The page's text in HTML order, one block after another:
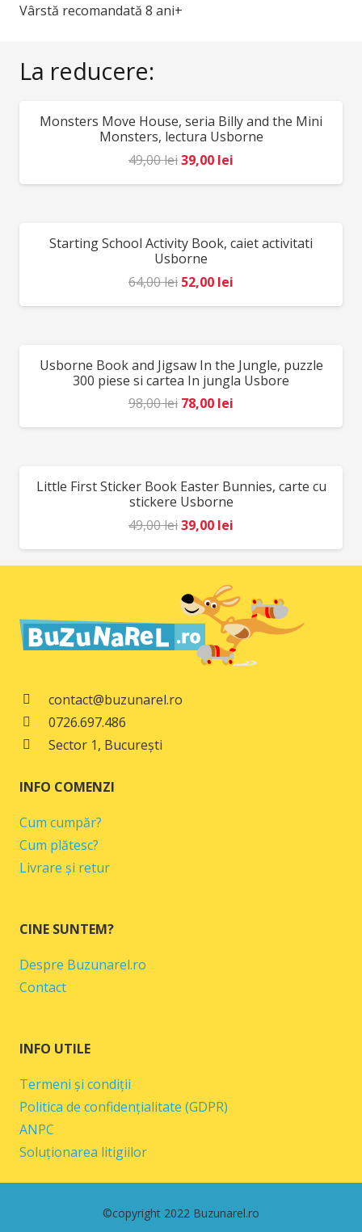
Vârstă recomandată 8 ani+
La reducere:
REDUCERI!
Monsters Move House, seria Billy and the Mini
Monsters, lectura Usborne
49,00leiPrețul
inițial
49,00 lei.
39,00 lei
curent
REDUCERI!
Starting School Activity Book, caiet activitati
Usborne
64,00lei Prețul
inițial
64,00 lei.
52,00 lei
curent
REDUCERI!
Usborne Book and Jigsaw In the Jungle, puzzle
300 piese si cartea In jungla Usbore
98,00lei Prețul
inițial
98,00 lei.
78,00 lei
curent
REDUCERI!
Little First Sticker Book Easter Bunnies, carte cu
stickere Usborne
49,00leiPrețul
inițial
a
fost:
49,00 lei.
39,00 lei
curent
este:
39,00 lei.
contact@buzunarel.ro
0726.697.486
Sector 1, București
INFO COMENZI
Cum cumpăr?
Cum plătesc?
Livrare și retur
CINE SUNTEM?
Despre Buzunarel.ro
Contact
INFO UTILE
Termeni și condiții
Politica de confidențialitate (GDPR)
ANPC
Soluționarea litigiilor
©copyright 2022 Buzunarel.ro